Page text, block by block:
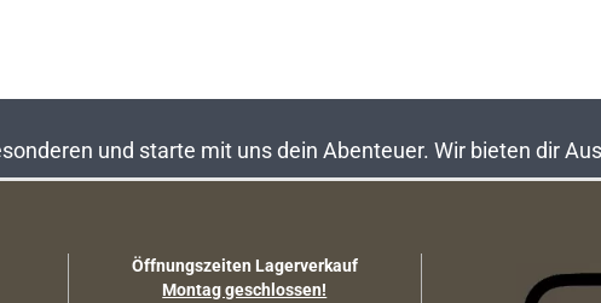
und starte mit uns dein Abenteuer. Wir bieten dir
Öffnungszeiten Lagerverkauf
Montag geschlossen!